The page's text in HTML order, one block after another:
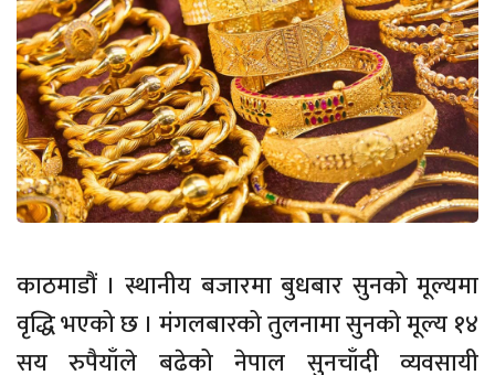
काठमाडौं । स्थानीय बजारमा बुधबार सुनको मूल्यमा
वृद्धि भएको छ । मंगलबारको तुलनामा सुनको मूल्य १४
सय रुपैयाँले बढेको नेपाल सुनचाँदी व्यवसायी